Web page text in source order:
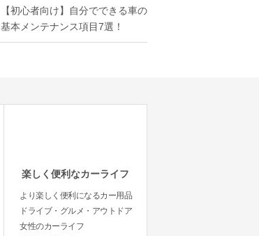
【初心者向け】自分でできる車の
基本メンテナンス項目7選！
楽しく便利なカーライフ
より楽しく便利になるカー用品
ドライブ・グルメ・アウトドア
女性のカーライフ